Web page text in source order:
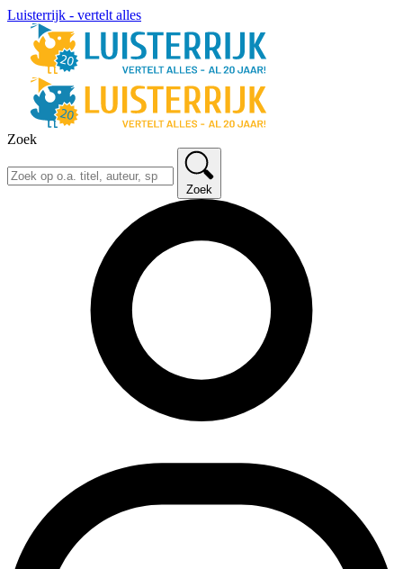
Luisterrijk - vertelt alles
Zoek
Zoek